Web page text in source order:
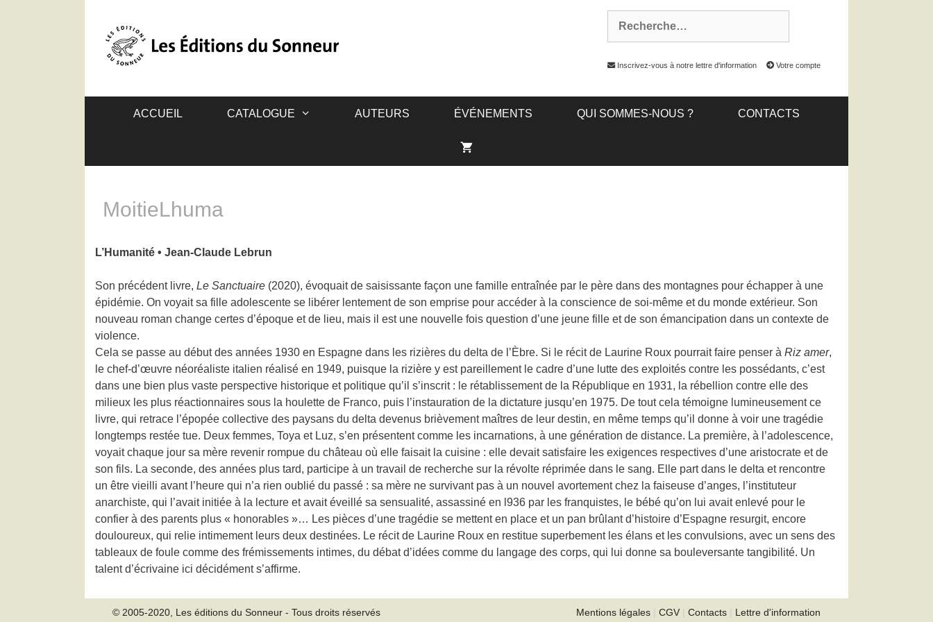
Inscrivez-vous à notre lettre d'information Votre compte
ACCUEIL CATALOGUE AUTEURS ÉVÉNEMENTS QUI SOMMES-NOUS ? CONTACTS
MoitieLhuma
L’Humanité • Jean-Claude Lebrun
Son précédent livre, Le Sanctuaire (2020), évoquait de saisissante façon une famille entraînée par le père dans des montagnes pour échapper à une
épidémie. On voyait sa fille adolescente se libérer lentement de son emprise pour accéder à la conscience de soi-même et du monde extérieur. Son
nouveau roman change certes d’époque et de lieu, mais il est une nouvelle fois question d’une jeune fille et de son émancipation dans un contexte de
violence.
Cela se passe au début des années 1930 en Espagne dans les rizières du delta de l’Èbre. Si le récit de Laurine Roux pourrait faire penser à Riz amer,
le chef-d’œuvre néoréaliste italien réalisé en 1949, puisque la rizière y est pareillement le cadre d’une lutte des exploités contre les possédants, c’est
dans une bien plus vaste perspective historique et politique qu’il s’inscrit : le rétablissement de la République en 1931, la rébellion contre elle des
milieux les plus réactionnaires sous la houlette de Franco, puis l’instauration de la dictature jusqu’en 1975. De tout cela témoigne lumineusement ce
livre, qui retrace l’épopée collective des paysans du delta devenus brièvement maîtres de leur destin, en même temps qu’il donne à voir une tragédie
longtemps restée tue. Deux femmes, Toya et Luz, s’en présentent comme les incarnations, à une génération de distance. La première, à l’adolescence,
voyait chaque jour sa mère revenir rompue du château où elle faisait la cuisine : elle devait satisfaire les exigences respectives d’une aristocrate et de
son fils. La seconde, des années plus tard, participe à un travail de recherche sur la révolte réprimée dans le sang. Elle part dans le delta et rencontre
un être vieilli avant l’heure qui n’a rien oublié du passé : sa mère ne survivant pas à un nouvel avortement chez la faiseuse d’anges, l’instituteur
anarchiste, qui l’avait initiée à la lecture et avait éveillé sa sensualité, assassiné en l936 par les franquistes, le bébé qu’on lui avait enlevé pour le
confier à des parents plus « honorables »… Les pièces d’une tragédie se mettent en place et un pan brûlant d’histoire d’Espagne resurgit, encore
douloureux, qui relie intimement leurs deux destinées. Le récit de Laurine Roux en restitue superbement les élans et les convulsions, avec un sens des
tableaux de foule comme des frémissements intimes, du débat d’idées comme du langage des corps, qui lui donne sa bouleversante tangibilité. Un
talent d’écrivaine ici décidément s’affirme.
© 2005-2020, Les éditions du Sonneur - Tous droits réservés Mentions légales CGV Contacts Lettre d'information